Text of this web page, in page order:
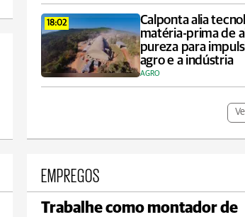
18:02
Calponta alia
matéria-prima de
pureza para
agro e a indústria
AGRO
EMPREGOS
Trabalhe como montador de